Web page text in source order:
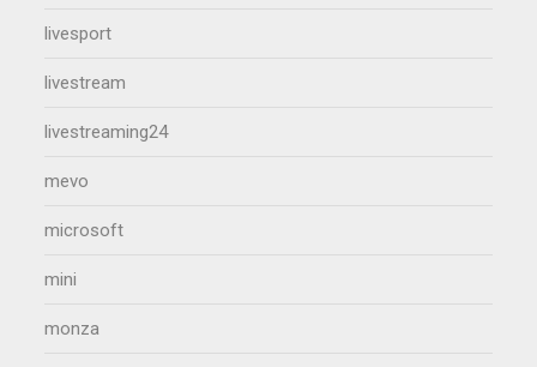
livesport
livestream
livestreaming24
mevo
microsoft
mini
monza